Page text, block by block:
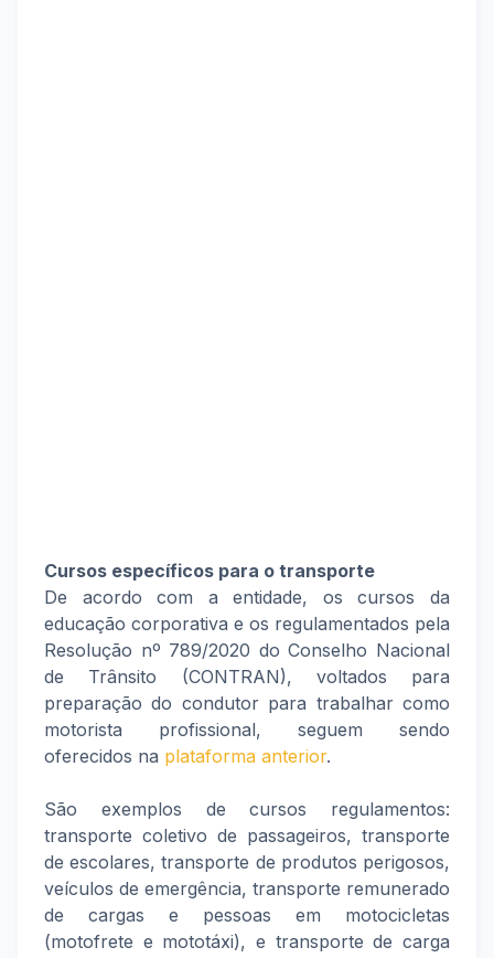
Cursos específicos para o transporte
De acordo com a entidade, os cursos da
educação corporativa e os regulamentados pela
Resolução nº 789/2020 do Conselho Nacional
de Trânsito (CONTRAN), voltados para
preparação do condutor para trabalhar como
motorista profissional, seguem sendo
oferecidos na plataforma anterior.
São exemplos de cursos regulamentos:
transporte coletivo de passageiros, transporte
de escolares, transporte de produtos perigosos,
veículos de emergência, transporte remunerado
de cargas e pessoas em motocicletas
(motofrete e mototáxi), e transporte de carga